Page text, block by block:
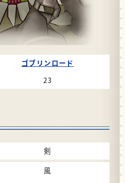
ゴブリンロード
23
剣
風